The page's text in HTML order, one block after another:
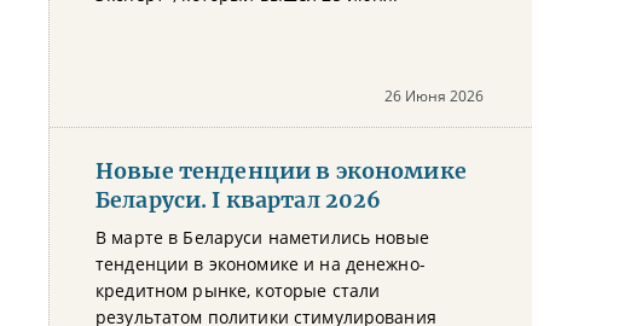
26 Июня 2026
Новые тенденции в экономике
Беларуси. I квартал 2026
В марте в Беларуси наметились новые
тенденции в экономике и на денежно-
кредитном рынке, которые стали
результатом политики стимулирования